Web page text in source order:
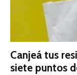
Canjeá tus
siete puntos